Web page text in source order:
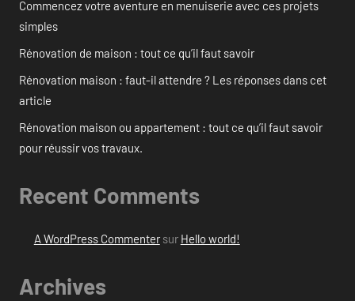
Commencez votre aventure en menuiserie avec ces projets
simples
Rénovation de maison : tout ce qu’il faut savoir
Rénovation maison : faut-il attendre ? Les réponses dans cet
article
Rénovation maison ou appartement : tout ce qu’il faut savoir
pour réussir vos travaux.
Recent Comments
A WordPress Commentersur Hello world!
Archives